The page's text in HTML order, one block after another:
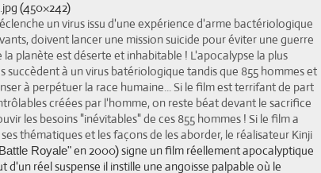
un virus issu d'une expérience d'arme bactériologique
doivent lancer une mission suicide pour éviter une guerre
planète est déserte et inhabitable ! L'apocalypse la plus
succèdent à un virus batériologique tandis que 855 hommes et
à perpétuer la race humaine... Si le film est terrifant de part
créées par l'homme, on reste béat devant le sacrifice
les besoins "inévitables" de ces 855 hommes ! Si le film a
thématiques et les façons de les aborder, le réalisateur Kinji
Royale"en 2000) signe un film réellement apocalyptique
d'un réel suspense il instille une angoisse palpable où le